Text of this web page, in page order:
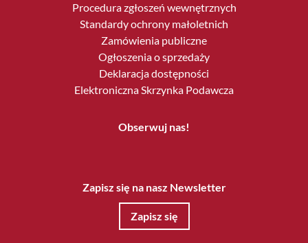
Procedura zgłoszeń wewnętrznych
Standardy ochrony małoletnich
Zamówienia publiczne
Ogłoszenia o sprzedaży
Deklaracja dostępności
Elektroniczna Skrzynka Podawcza
Obserwuj nas!
Zapisz się na nasz Newsletter
Zapisz się